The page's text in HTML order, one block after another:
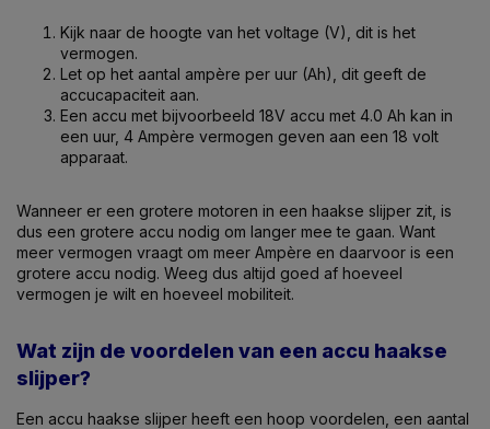
Kijk naar de hoogte van het voltage (V), dit is het
vermogen.
Let op het aantal ampère per uur (Ah), dit geeft de
accucapaciteit aan.
Een accu met bijvoorbeeld 18V accu met 4.0 Ah kan in
een uur, 4 Ampère vermogen geven aan een 18 volt
apparaat.
Wanneer er een grotere motoren in een haakse slijper zit, is
dus een grotere accu nodig om langer mee te gaan. Want
meer vermogen vraagt om meer Ampère en daarvoor is een
grotere accu nodig. Weeg dus altijd goed af hoeveel
vermogen je wilt en hoeveel mobiliteit.
Wat zijn de voordelen van een accu haakse
slijper?
Een accu haakse slijper heeft een hoop voordelen, een aantal